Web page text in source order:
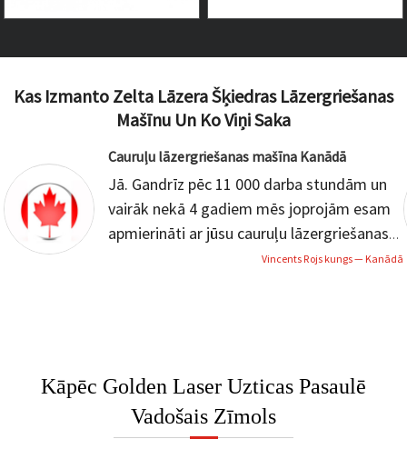
Kas Izmanto Zelta Lāzera Šķiedras Lāzergriešanas
Mašīnu Un Ko Viņi Saka
Cauruļu lāzergriešanas mašīna Kanādā
Jā. Gandrīz pēc 11 000 darba stundām un
vairāk nekā 4 gadiem mēs joprojām esam
apmierināti ar jūsu cauruļu lāzergriešanas
Es jūs informēšu, ja būsVincents Rojs kungs — Kanādā
Kāpēc Golden Laser Uzticas Pasaulē
Vadošais Zīmols